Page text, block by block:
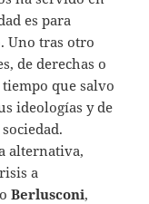
es para
Uno tras otro
de derechas o
que salvo
ideologías y de
alternativa,
a
Berlusconi,